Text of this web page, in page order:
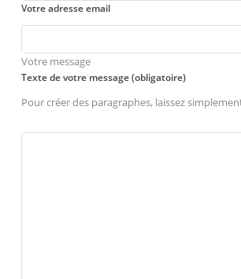
Votre adresse email
Votre message
Texte de votre message (obligatoire)
Pour créer des paragraphes, laissez